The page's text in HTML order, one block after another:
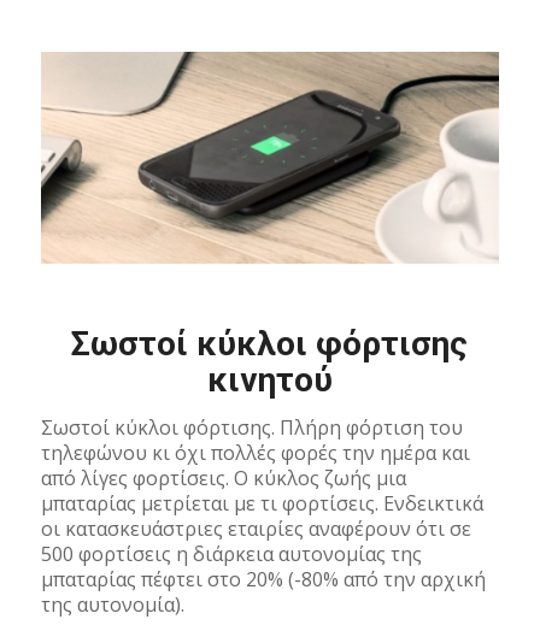
Σωστοί κύκλοι φόρτισης
κινητού
Σωστοί κύκλοι φόρτισης. Πλήρη φόρτιση του
τηλεφώνου κι όχι πολλές φορές την ημέρα και
από λίγες φορτίσεις. Ο κύκλος ζωής μια
μπαταρίας μετρίεται με τι φορτίσεις. Ενδεικτικά
οι κατασκευάστριες εταιρίες αναφέρουν ότι σε
500 φορτίσεις η διάρκεια αυτονομίας της
μπαταρίας πέφτει στο 20% (-80% από την αρχική
της αυτονομία).